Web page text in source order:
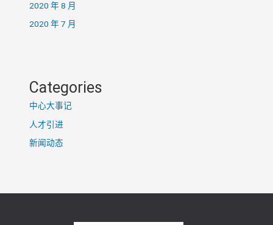
2020 年 8 月
2020 年 7 月
Categories
中心大事记
人才引进
新闻动态